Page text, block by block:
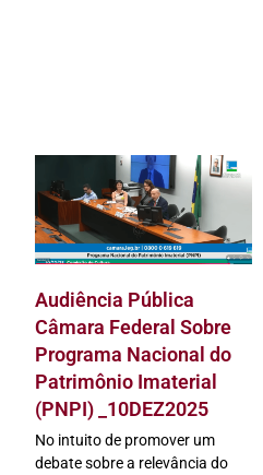
Audiência Pública
Câmara Federal Sobre
Programa Nacional do
Patrimônio Imaterial
(PNPI) _10DEZ2025
No intuito de promover um
debate sobre a relevância do